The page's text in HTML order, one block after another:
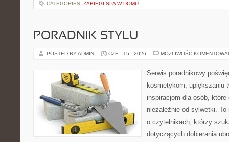
CATEGORIES: ZABIEGI SPA W DOMU
PORADNIK STYLU
POSTED BY ADMIN CZE - 15 - 2026 MOŻLIWOŚĆ
Serwis poradnikowy
kosmetykom, upiększaniu
inspiracjom dla osób,
niezależnie od sylwetki.
o czytelnikach, którzy
dotyczących dobierania